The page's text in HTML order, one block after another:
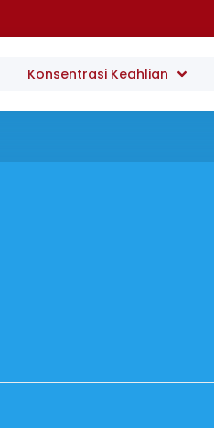
Konsentrasi Keahlian